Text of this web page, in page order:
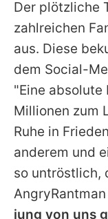
Der plötzliche
zahlreichen
aus. Diese
dem Social-
"Eine absolute
Millionen zum
Ruhe in
anderem und
so untröstlich,
AngryRantman
jung von uns